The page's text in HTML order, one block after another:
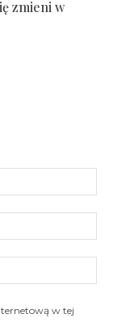
zmieni w
w tej